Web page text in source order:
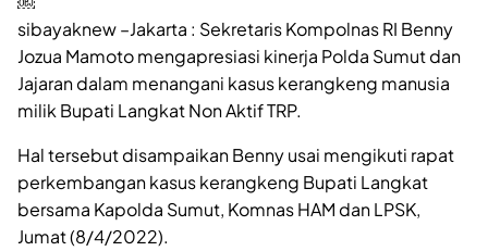
sibayaknew –Jakarta : Sekretaris Kompolnas RI Benny
Jozua Mamoto mengapresiasi kinerja Polda Sumut dan
Jajaran dalam menangani kasus kerangkeng manusia
milik Bupati Langkat Non Aktif TRP.
Hal tersebut disampaikan Benny usai mengikuti rapat
perkembangan kasus kerangkeng Bupati Langkat
bersama Kapolda Sumut, Komnas HAM dan LPSK,
Jumat (8/4/2022).